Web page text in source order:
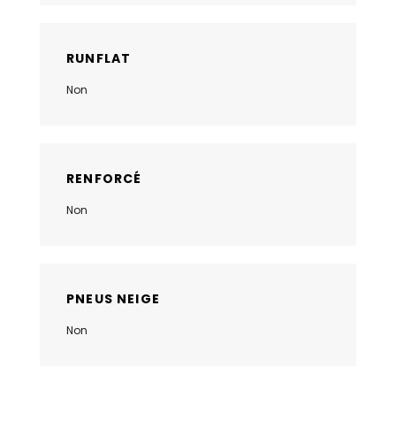
RUNFLAT
Non
RENFORCÉ
Non
PNEUS NEIGE
Non